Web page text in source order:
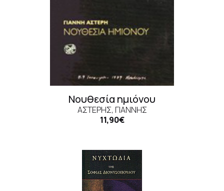
Νουθεσία ημιόνου
ΑΣΤΕΡΉΣ, ΓΙΆΝΝΗΣ
11,90€